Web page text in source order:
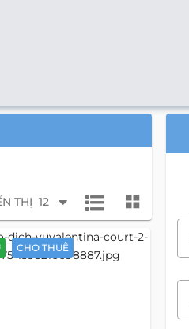
THỊ 12
CHO THUÊ